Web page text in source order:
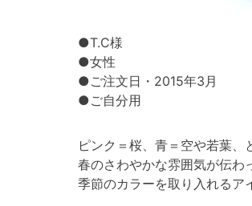
●T.C様
●女性
●ご注文日・2015年3月
●ご自分用
ピンク＝桜、青＝空や若葉、
春のさわやかな雰囲気が伝わ
季節のカラーを取り入れるア